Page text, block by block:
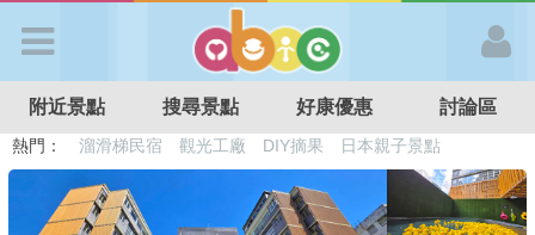
APP登入
首 頁
附近景點 搜尋景點 好康優惠 討論區
熱門： 溜滑梯民宿 觀光工廠 DIY摘果
日本親子景點
特色遊戲場
親子住房優惠 台北親子餐廳 溫泉泡湯SPA